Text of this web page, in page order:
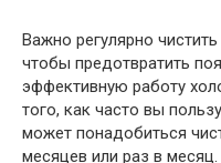
Важно регулярно
чтобы предотвратить
эффективную работу
того, как часто вы
может понадобиться
месяцев или раз в месяц.